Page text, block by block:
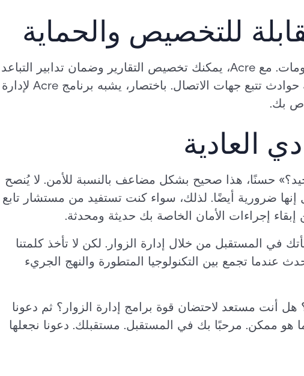
هذا لا يتعلق فقط بجمع البيانات؛ إنه يتعلق بالمعلومات. مع Acre، يمكنك تخصيص التقارير وضمان تدابير التباعد
الاجتماعي وحتى اتخاذ إجراءات استباقية في حالة حوادث تتبع جهات الاتصال. باختصار، يشبه برنامج Acre لإدارة
بك.
حسنًا، هذا صحيح بشكل مضاعف بالنسبة للأمن. لا يُنصح
إنها ضرورية أيضًا. لذلك، سواء كنت تستفيد من مستشار تابع
إجراءات الأمان الخاصة بك حديثة ومحدثة.
المستقبل من خلال إدارة الزوار. لكن لا تأخذ كلمتنا
تجمع بين التكنولوجيا المتطورة والنهج الجريء
مستعد لاحتضان قوة برامج إدارة الزوار؟ ثم دعونا
هو ممكن. مرحبًا بك في المستقبل. مستقبلك. دعونا نجعلها